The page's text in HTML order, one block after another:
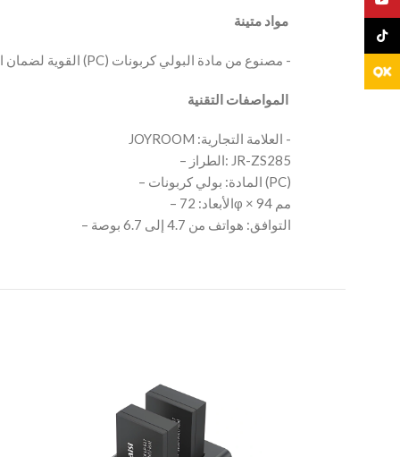
‫ مواد متينة
‫ المواصفات التقنية
‫- العلامة التجارية: JOYROOM
– الطراز: JR-ZS285
– المادة: بولي كربونات (PC)
– الأبعاد: 72φ × 94 مم